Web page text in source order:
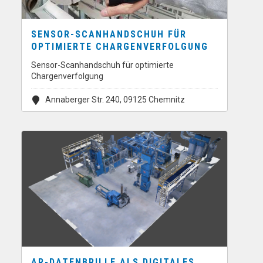
SENSOR-SCANHANDSCHUH FÜR
OPTIMIERTE CHARGENVERFOLGUNG
Sensor-Scanhandschuh für optimierte
Chargenverfolgung
Annaberger Str. 240, 09125 Chemnitz